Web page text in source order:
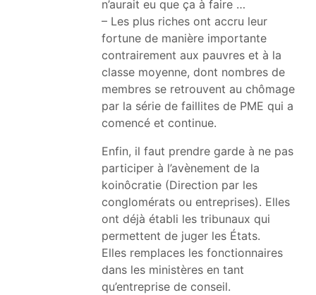
n’aurait eu que ça à faire …
– Les plus riches ont accru leur
fortune de manière importante
contrairement aux pauvres et à la
classe moyenne, dont nombres de
membres se retrouvent au chômage
par la série de faillites de PME qui a
comencé et continue.
Enfin, il faut prendre garde à ne pas
participer à l’avènement de la
koinôcratie (Direction par les
conglomérats ou entreprises). Elles
ont déjà établi les tribunaux qui
permettent de juger les États.
Elles remplaces les fonctionnaires
dans les ministères en tant
qu’entreprise de conseil.